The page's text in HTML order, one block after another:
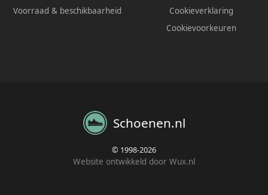
Voorraad & beschikbaarheid
Cookieverklaring
Cookievoorkeuren
Schoenen.nl
© 1998-2026
Website ontwikkeld door Wux.nl